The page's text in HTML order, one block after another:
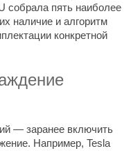
собрала пять наиболее
наличие и алгоритм
конкретной
— заранее включить
Например, Tesla